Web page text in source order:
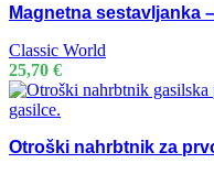
Magnetna sestavljanka
Classic World
25,70 €
Otroški nahrbtnik za